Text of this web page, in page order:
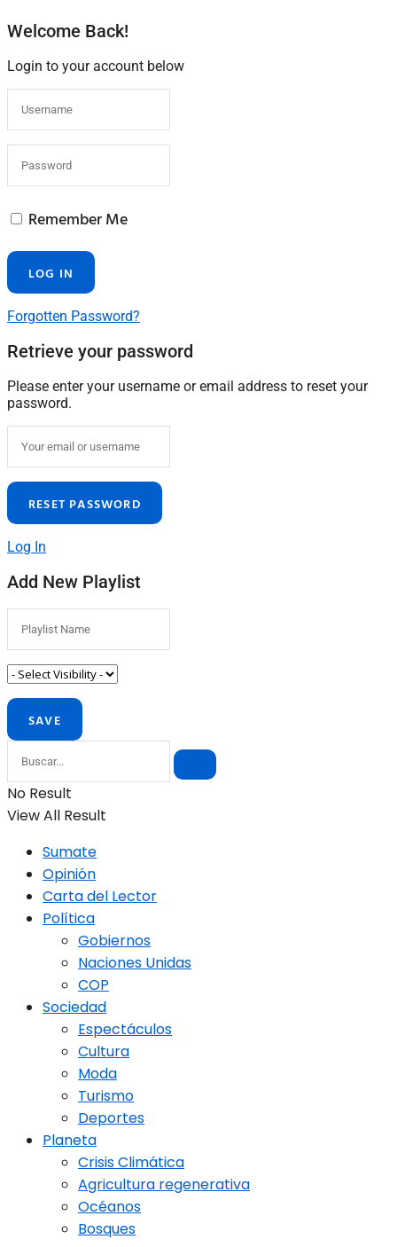
Welcome Back!
Login to your account below
Remember Me
Forgotten Password?
Retrieve your password
Please enter your username or email address to reset your
password.
Log In
Add New Playlist
No Result
View All Result
Sumate
Opinión
Carta del Lector
Política
Gobiernos
Naciones Unidas
COP
Sociedad
Espectáculos
Cultura
Moda
Turismo
Deportes
Planeta
Crisis Climática
Agricultura regenerativa
Océanos
Bosques